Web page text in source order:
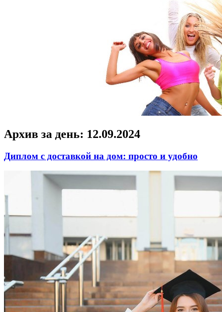
Архив за день: 12.09.2024
Диплом с доставкой на дом: просто и удобно